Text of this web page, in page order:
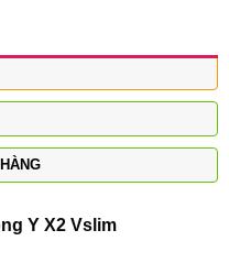
Y X2 Vslim